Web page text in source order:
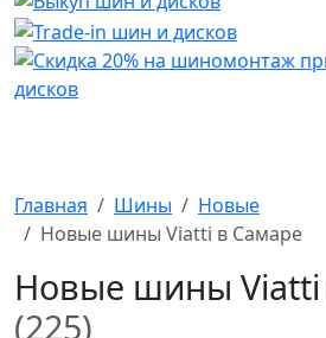
Главная Шины
Новые
Новые шины Viatti в Самаре
Новые шины Viatti
(225)